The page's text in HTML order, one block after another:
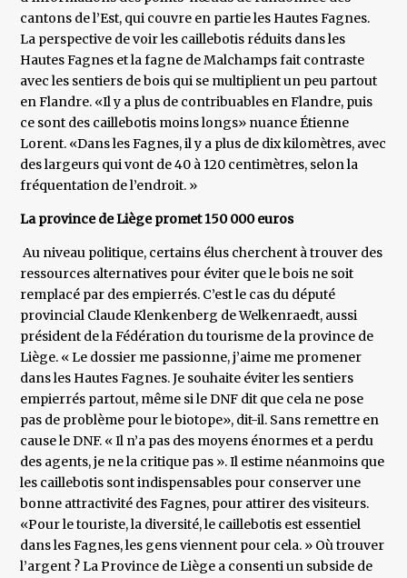
cantons de l’Est, qui couvre en partie les Hautes Fagnes.
La perspective de voir les caillebotis réduits dans les
Hautes Fagnes et la fagne de Malchamps fait contraste
avec les sentiers de bois qui se multiplient un peu partout
en Flandre. «Il y a plus de contribuables en Flandre, puis
ce sont des caillebotis moins longs» nuance Étienne
Lorent. «Dans les Fagnes, il y a plus de dix kilomètres, avec
des largeurs qui vont de 40 à 120 centimètres, selon la
fréquentation de l’endroit. »
La province de Liège promet 150 000 euros
Au niveau politique, certains élus cherchent à trouver des
ressources alternatives pour éviter que le bois ne soit
remplacé par des empierrés. C’est le cas du député
provincial Claude Klenkenberg de Welkenraedt, aussi
président de la Fédération du tourisme de la province de
Liège. « Le dossier me passionne, j’aime me promener
dans les Hautes Fagnes. Je souhaite éviter les sentiers
empierrés partout, même si le DNF dit que cela ne pose
pas de problème pour le biotope», dit-il. Sans remettre en
cause le DNF. « Il n’a pas des moyens énormes et a perdu
des agents, je ne la critique pas ». Il estime néanmoins que
les caillebotis sont indispensables pour conserver une
bonne attractivité des Fagnes, pour attirer des visiteurs.
«Pour le touriste, la diversité, le caillebotis est essentiel
dans les Fagnes, les gens viennent pour cela. » Où trouver
l’argent ? La Province de Liège a consenti un subside de